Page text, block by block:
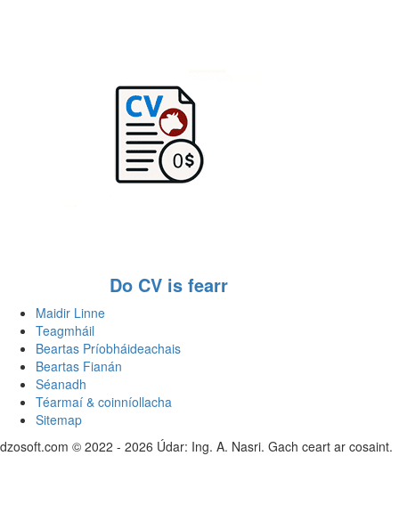
Do CV is fearr
Maidir Linne
Teagmháil
Beartas Príobháideachais
Beartas Fianán
Séanadh
Téarmaí & coinníollacha
Sitemap
dzosoft.com © 2022 - 2026 Údar: Ing. A. Nasri. Gach ceart ar cosaint.